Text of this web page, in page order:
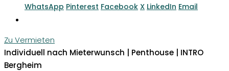
WhatsApp Pinterest Facebook X LinkedIn Email
Zu Vermieten
Individuell nach Mieterwunsch | Penthouse | INTRO
Bergheim